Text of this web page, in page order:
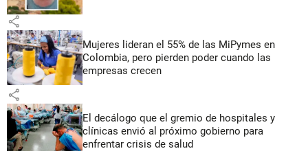
share
Mujeres lideran el 55% de las MiPymes en
Colombia, pero pierden poder cuando las
empresas crecen
share
El decálogo que el gremio de hospitales y
clínicas envió al próximo gobierno para
enfrentar crisis de salud